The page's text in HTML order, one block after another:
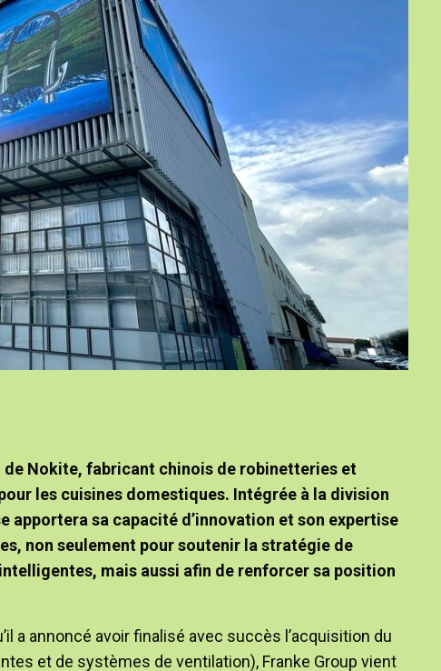
de Nokite, fabricant chinois de robinetteries et
les cuisines domestiques. Intégrée à la division
apportera sa capacité d’innovation et son expertise
non seulement pour soutenir la stratégie de
mais aussi afin de renforcer sa position
a annoncé avoir finalisé avec succès l’acquisition du
et de systèmes de ventilation), Franke Group vient